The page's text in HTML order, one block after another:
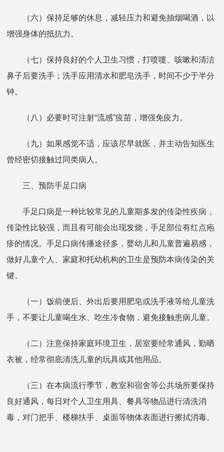
（六）保持足够的休息，减轻压力和避免抽烟喝酒，以
增强身体的抵抗力。
（七）保持良好的个人卫生习惯，打喷嚏、咳嗽和清洁
鼻子后要洗手；洗手应用清水和肥皂洗手，时间不少于半分
钟。
（八）必要时可注射“流感”疫苗，增强免疫力。
（九）如果感觉不适，应该尽早就医，并主动告知医生
曾经密切接触过同类病人。
三、预防手足口病
手足口病是一种比较常见的儿童期多发的传染性疾病，
传染性比较强，而且有可能会出现发烧，手足部位有红点疱
疹的情况。手足口病传播途径多，婴幼儿和儿童普遍易感，
做好儿童个人、家庭和托幼机构的卫生是预防本病传染的关
键。
（一）饭前便后、外出后要用肥皂或洗手液等给儿童洗
手，不要让儿童喝生水、吃生冷食物，避免接触患病儿童。
（二）注意保持家庭环境卫生，居室要经常通风，勤晒
衣被，经常彻底清洗儿童的玩具或其他用品。
（三）在本病流行季节，教室和宿舍等公共场所要保持
良好通风，每日对个人卫生用具、餐具等物品进行清洗消
毒，对门把手、楼梯扶手、桌面等物体表面进行擦拭消毒。